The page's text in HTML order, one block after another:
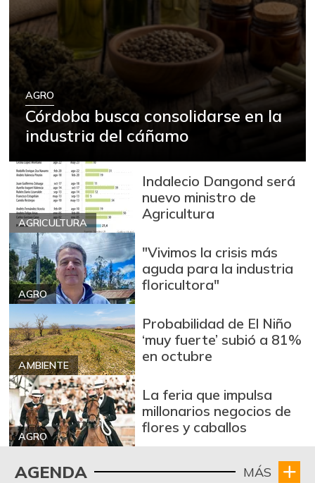
AGRO
Córdoba busca consolidarse en la
industria del cáñamo
AGRICULTURA
Indalecio Dangond será
nuevo ministro de
Agricultura
AGRO
"Vivimos la crisis más
aguda para la industria
floricultora"
AMBIENTE
Probabilidad de El Niño
‘muy fuerte’ subió a 81%
en octubre
AGRO
La feria que impulsa
millonarios negocios de
flores y caballos
AGENDA MÁS